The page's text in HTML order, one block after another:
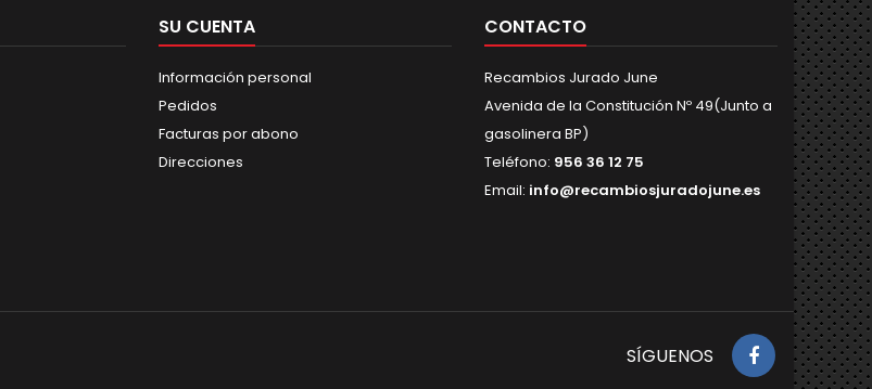
SU CUENTA
Información personal
Pedidos
Facturas por abono
Direcciones
CONTACTO
Recambios Jurado June
Avenida de la Constitución Nº 49(Junto a
gasolinera BP)
Teléfono: 956 36 12 75
Email: info@recambiosjuradojune.es
SÍGUENOS